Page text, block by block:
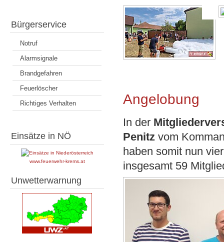
Bürgerservice
Notruf
Alarmsignale
Brandgefahren
Feuerlöscher
Richtiges Verhalten
Einsätze in NÖ
www.feuerwehr-krems.at
Unwetterwarnung
Angelobung
In der
Penitz vom
haben somit nun
insgesamt 59